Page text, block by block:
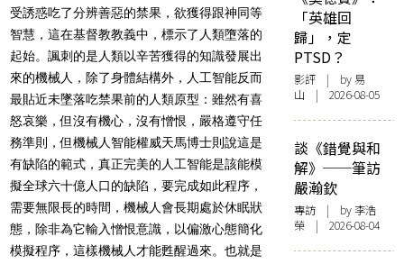
受誘惑吃了分辨善惡的禁果，欲獲得跟神同等
智慧，這在基督教教義中，標示了人類墮落的
起始。諷刺的是人類以辛苦獲得的知識發展出
來的機械人，除了身體結構外，人工智能反而
最貼近未墜落吃禁果前的人類原型：雖然有喜
怒哀樂，但沒有機心，沒有憎恨，嚴格遵守任
務準則，但機械人智能權威天馬博士則說這是
有缺陷的範式，真正完美的人工智能是該能模
擬全球六十億人口的缺陷，要完成如此程序，
需要無限長的時間，機械人會長期處於休眠狀
態，除非為它輸入憎恨意識，以偏激心態簡化
模擬程序，這樣機械人才能甦醒過來。也就是
「英雄回
歸」，定
PTSD？
影評 | by 易
山 | 2026-08-05
談《錯覺與和
解》──筆訪
嚴瀚欽
專訪 | by 李浩
榮 | 2026-08-04